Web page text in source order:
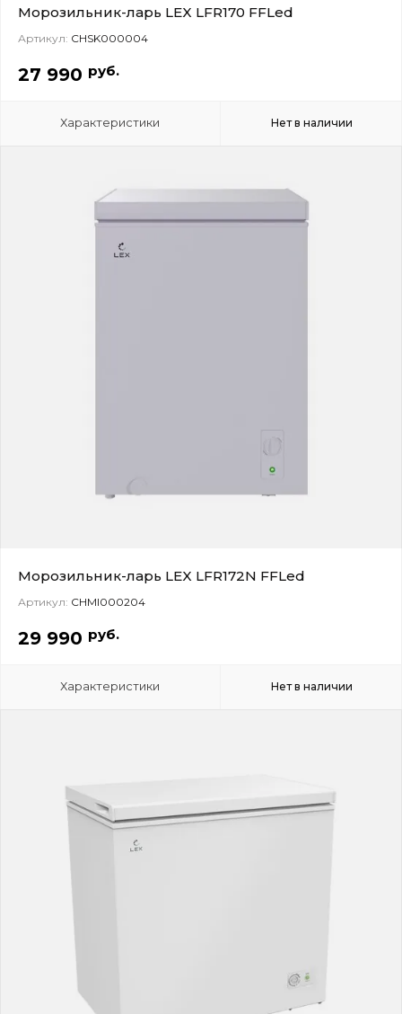
Морозильник-ларь LEX LFR170 FFLed
Артикул: CHSK000004
27 990 руб.
Характеристики Нет в наличии
Морозильник-ларь LEX LFR172N FFLed
Артикул: CHMI000204
29 990 руб.
Характеристики Нет в наличии